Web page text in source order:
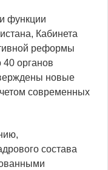
функции
Кабинета
реформы
40 органов
новые
современных
состава